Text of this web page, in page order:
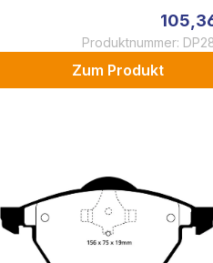
Produktnummer:
Zum Produkt